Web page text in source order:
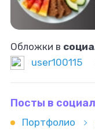
Обложки в
user100115
Посты в
Портфолио